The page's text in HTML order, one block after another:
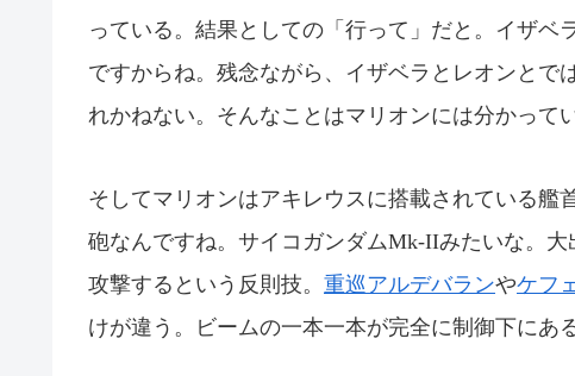
っている。結果としての「行って」だと。イザベ
ですからね。残念ながら、イザベラとレオンとで
れかねない。そんなことはマリオンには分かって
そしてマリオンはアキレウスに搭載されている艦
砲なんですね。サイコガンダムMk-IIみたいな。
攻撃するという反則技。 重巡アルデバランやケフ
けが違う。ビームの一本一本が完全に制御下にあ